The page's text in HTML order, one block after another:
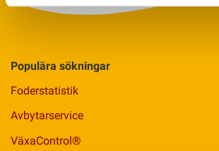
Populära sökningar
Foderstatistik
Avbytarservice
VäxaControl®